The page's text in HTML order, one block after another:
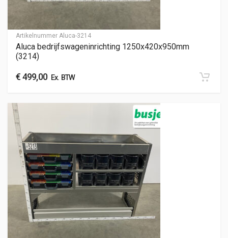
Artikelnummer Aluca-3214
Aluca bedrijfswageninrichting 1250x420x950mm
(3214)
€499,00Ex. BTW